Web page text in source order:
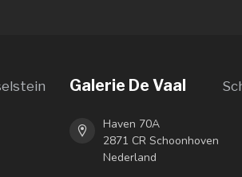
Galerie De Vaal
Haven 70A
2871 CR Schoonhoven
Nederland